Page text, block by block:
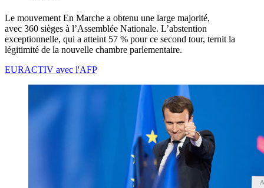
Le mouvement En Marche a obtenu une large majorité,
avec 360 sièges à l’Assemblée Nationale. L’abstention
exceptionnelle, qui a atteint 57 % pour ce second tour, ternit la
légitimité de la nouvelle chambre parlementaire.
EURACTIV avec l'AFP